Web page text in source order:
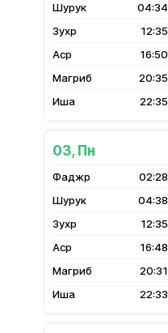
04:34
12:35
16:50
20:35
22:35
03, Пн
02:28
04:38
12:35
16:48
20:31
22:33